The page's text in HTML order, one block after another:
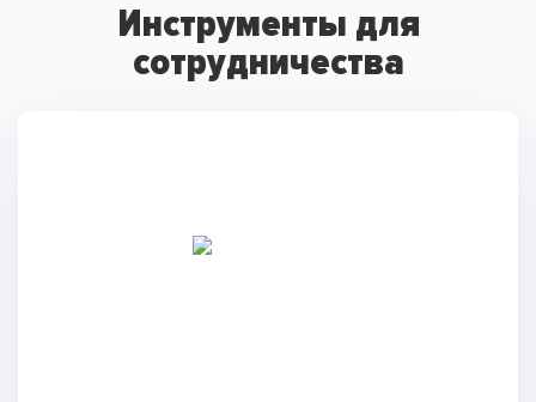
Инструменты для
сотрудничества